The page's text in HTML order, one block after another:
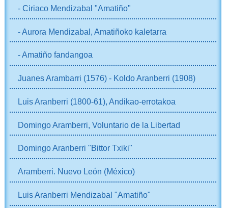
- Ciriaco Mendizabal "Amatiño"
- Aurora Mendizabal, Amatiñoko kaletarra
- Amatiño fandangoa
Juanes Arambarri (1576) - Koldo Aranberri (1908)
Luis Aranberri (1800-61), Andikao-errotakoa
Domingo Aramberri, Voluntario de la Libertad
Domingo Aranberri "Bittor Txiki"
Aramberri. Nuevo León (México)
Luis Aranberri Mendizabal "Amatiño"